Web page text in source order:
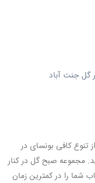
گل جنت آباد
تنوع کافی بونسای در
مجموعه صبح گل در کنار
را در کمترین زمان